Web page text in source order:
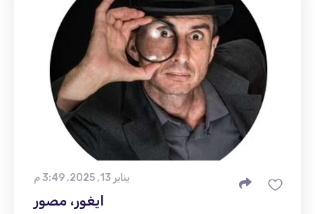
يناير 13, 2025, 3:49 م
ايغور، مصور